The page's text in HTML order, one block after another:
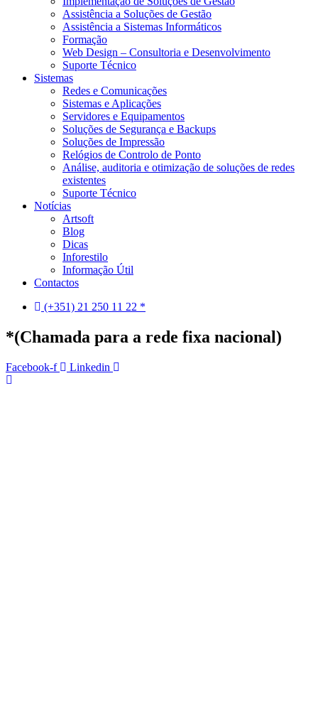
Assistência a Soluções de Gestão
Assistência a Sistemas Informáticos
Formação
Web Design – Consultoria e Desenvolvimento
Suporte Técnico
Sistemas
Redes e Comunicações
Sistemas e Aplicações
Servidores e Equipamentos
Soluções de Segurança e Backups
Soluções de Impressão
Relógios de Controlo de Ponto
Análise, auditoria e otimização de soluções de redes
existentes
Suporte Técnico
Notícias
Artsoft
Blog
Dicas
Inforestilo
Informação Útil
Contactos
(+351) 21 250 11 22 *
*(Chamada para a rede fixa nacional)
Facebook-f Linkedin